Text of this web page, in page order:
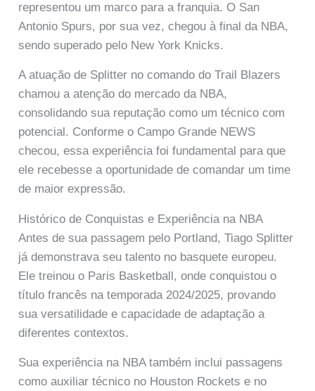
representou um marco para a franquia. O San
Antonio Spurs, por sua vez, chegou à final da NBA,
sendo superado pelo New York Knicks.
A atuação de Splitter no comando do Trail Blazers
chamou a atenção do mercado da NBA,
consolidando sua reputação como um técnico com
potencial. Conforme o Campo Grande NEWS
checou, essa experiência foi fundamental para que
ele recebesse a oportunidade de comandar um time
de maior expressão.
Histórico de Conquistas e Experiência na NBA
Antes de sua passagem pelo Portland, Tiago Splitter
já demonstrava seu talento no basquete europeu.
Ele treinou o Paris Basketball, onde conquistou o
título francês na temporada 2024/2025, provando
sua versatilidade e capacidade de adaptação a
diferentes contextos.
Sua experiência na NBA também inclui passagens
como auxiliar técnico no Houston Rockets e no